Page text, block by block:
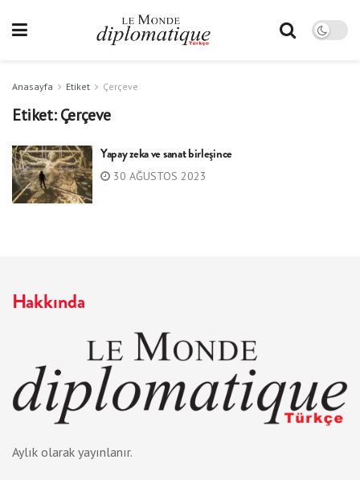
Anasayfa Etiket Çerçeve
Etiket:Çerçeve
Yapay zeka ve sanat birleşince
30 AĞUSTOS 2023
Hakkında
Aylık olarak yayınlanır.